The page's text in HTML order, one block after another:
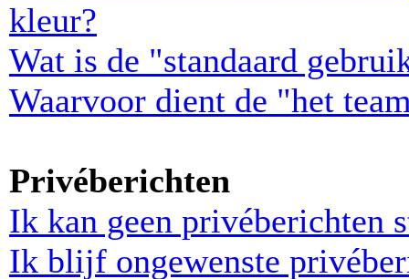
kleur?
Wat is de "standaard
Waarvoor dient de "het
Privéberichten
Ik kan geen privéberichten
Ik blijf ongewenste